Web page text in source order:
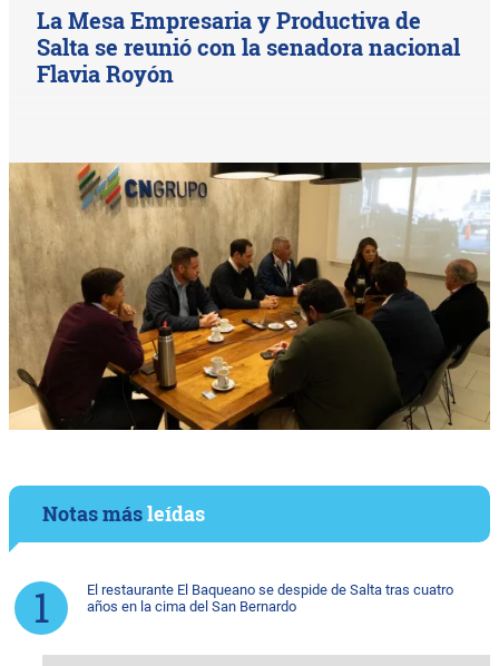
La Mesa Empresaria y Productiva de
Salta se reunió con la senadora nacional
Flavia Royón
Notas másleídas
El restaurante El Baqueano se despide de Salta tras cuatro
años en la cima del San Bernardo